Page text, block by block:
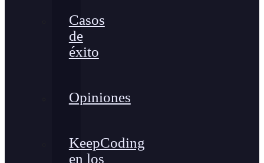
Casos
de
éxito
Opiniones
KeepCoding
en los